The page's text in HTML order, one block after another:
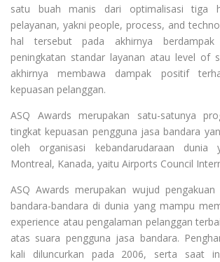
satu buah manis dari optimalisasi tiga
pelayanan, yakni people, process, and
hal tersebut pada akhirnya
peningkatan standar layanan atau level of
akhirnya membawa dampak positif
kepuasan pelanggan.
ASQ Awards merupakan satu-satunya
tingkat kepuasan pengguna jasa bandara
oleh organisasi kebandarudaraan dunia
Montreal, Kanada, yaitu Airports Council
ASQ Awards merupakan wujud pengakuan
bandara-bandara di dunia yang mampu
experience atau pengalaman pelanggan
atas suara pengguna jasa bandara.
kali diluncurkan pada 2006, serta saat